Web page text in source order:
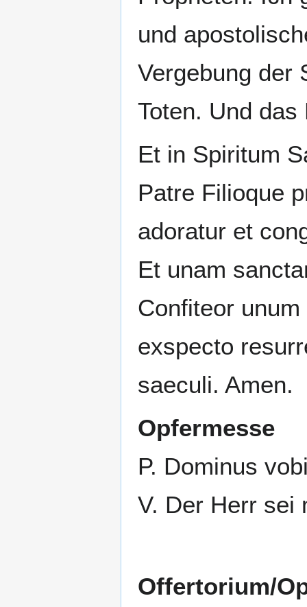
und
Vergebung der
Toten. Und
Et in Spiritum
Patre Filioque
adoratur et
Et unam
Confiteor
exspecto
saeculi. Amen.
Opfermesse
P. Dominus
V. Der Herr sei
Offertorium/